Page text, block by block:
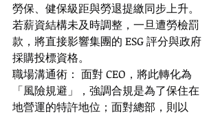
勞保、健保級距與勞退提繳同步上升。
若薪資結構未及時調整，一旦遭勞檢罰
款，將直接影響集團的 ESG 評分與政府
採購投標資格。
職場溝通術： 面對 CEO，將此轉化為
「風險規避」，強調合規是為了保住在
地營運的特許地位；面對總部，則以